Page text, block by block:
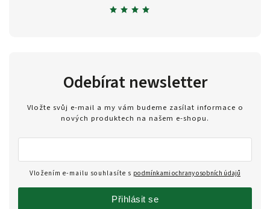
Odebírat newsletter
Vložte svůj e-mail a my vám budeme zasílat informace o
nových produktech na našem e-shopu.
Vložením e-mailu souhlasíte s podmínkami ochrany osobních údajů
Přihlásit se